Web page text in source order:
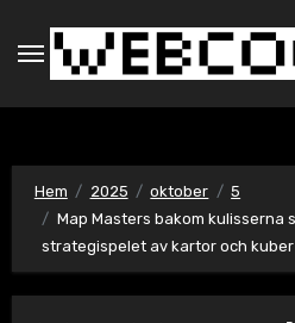
till
innehåll
Hem 2025 oktober
5
Map Masters bakom kulisserna
strategispelet av kartor och kuber